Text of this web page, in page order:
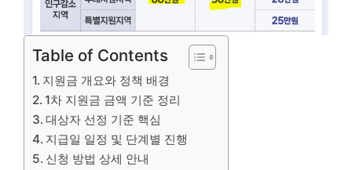
Table of Contents
지원금 개요와 정책 배경
1차 지원금 금액 기준 정리
대상자 선정 기준 핵심
지급일 일정 및 단계별 진행
신청 방법 상세 안내